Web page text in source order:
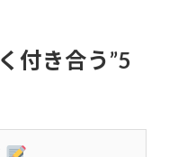
付き合う”5